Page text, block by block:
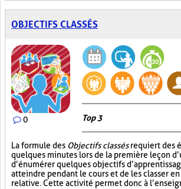
OBJECTIFS CLASSÉS
0 Top 3
La formule des Objectifs classésrequiert des
quelques minutes lors de la première leçon
d’énumérer quelques objectifs
atteindre pendant le cours et de les classer
relative. Cette activité permet donc à